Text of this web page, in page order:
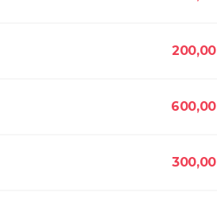
200,00
600,00
300,00